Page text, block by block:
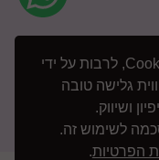
אתר זה עושה שימוש בקבצי Cookies, לרבות על ידי
גלישה טובה
ושיווק.
לשימוש זה.
הפרטיות.